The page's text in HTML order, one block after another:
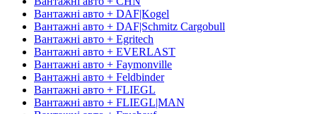
Вантажні авто + DAF|Kogel
Вантажні авто + DAF|Schmitz Cargobull
Вантажні авто + Egritech
Вантажні авто + EVERLAST
Вантажні авто + Faymonville
Вантажні авто + Feldbinder
Вантажні авто + FLIEGL
Вантажні авто + FLIEGL|MAN